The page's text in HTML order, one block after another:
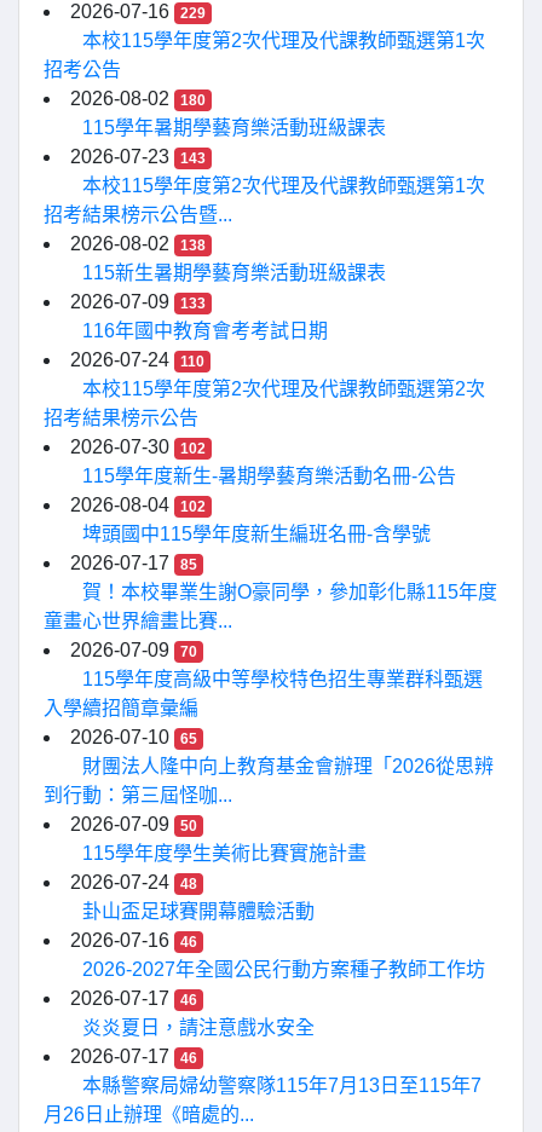
2026-07-16
229
本校115學年度第2次代理及代課教師甄選第1次
招考公告
2026-08-02
180
115學年暑期學藝育樂活動班級課表
2026-07-23
143
本校115學年度第2次代理及代課教師甄選第1次
招考結果榜示公告暨...
2026-08-02
138
115新生暑期學藝育樂活動班級課表
2026-07-09
133
116年國中教育會考考試日期
2026-07-24
110
本校115學年度第2次代理及代課教師甄選第2次
招考結果榜示公告
2026-07-30
102
115學年度新生-暑期學藝育樂活動名冊-公告
2026-08-04
102
埤頭國中115學年度新生編班名冊-含學號
2026-07-17
85
賀！本校畢業生謝O豪同學，參加彰化縣115年度
童畫心世界繪畫比賽...
2026-07-09
70
115學年度高級中等學校特色招生專業群科甄選
入學續招簡章彙編
2026-07-10
65
財團法人隆中向上教育基金會辦理「2026從思辨
到行動：第三屆怪咖...
2026-07-09
50
115學年度學生美術比賽實施計畫
2026-07-24
48
卦山盃足球賽開幕體驗活動
2026-07-16
46
2026-2027年全國公民行動方案種子教師工作坊
2026-07-17
46
炎炎夏日，請注意戲水安全
2026-07-17
46
本縣警察局婦幼警察隊115年7月13日至115年7
月26日止辦理《暗處的...